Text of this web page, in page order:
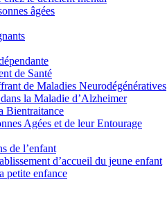
âgées
de Santé
de Maladies Neurodégénératives
la Maladie d’Alzheimer
Bientraitance
Agées et de leur Entourage
de l’enfant
d’accueil du jeune enfant
petite enfance